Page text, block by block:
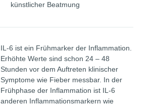
künstlicher Beatmung
IL-6 ist ein Frühmarker der Inflammation.
Erhöhte Werte sind schon 24 – 48
Stunden vor dem Auftreten klinischer
Symptome wie Fieber messbar. In der
Frühphase der Inflammation ist IL-6
anderen Inflammationsmarkern wie